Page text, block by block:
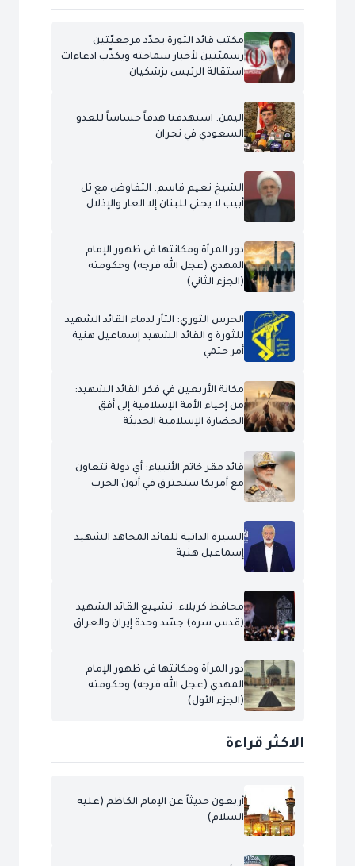
مكتب قائد الثورة يحدّد مرجعيّتين
رسميّتين لأخبار سماحته ويكذّب ادعاءات
استقالة الرئيس بزشكيان
اليمن: استهدفنا هدفاً حساساً للعدو
السعودي في نجران
الشيخ نعيم قاسم: التفاوض مع تل
أبيب لا يجني للبنان إلا العار والإذلال
دور المرأة ومكانتها في ظهور الإمام
المهدي (عجل الله فرجه) وحكومته
(الجزء الثاني)
الحرس الثوري: الثأر لدماء القائد الشهيد
للثورة و القائد الشهيد إسماعيل هنية
أمر حتمي
مكانة الأربعين في فكر القائد الشهيد:
من إحياء الأمة الإسلامية إلى أفق
الحضارة الإسلامية الحديثة
قائد مقر خاتم الأنبياء: أي دولة تتعاون
مع أمريكا ستحترق في أتون الحرب
السيرة الذاتية للقائد المجاهد الشهيد
إسماعيل هنية
محافظ كربلاء: تشييع القائد الشهيد
(قدس سره) جسّد وحدة إيران والعراق
دور المرأة ومكانتها في ظهور الإمام
المهدي (عجل الله فرجه) وحكومته
(الجزء الأول)
الاكثر قراءة
أربعون حديثاً عن الإمام الكاظم (عليه
السلام)